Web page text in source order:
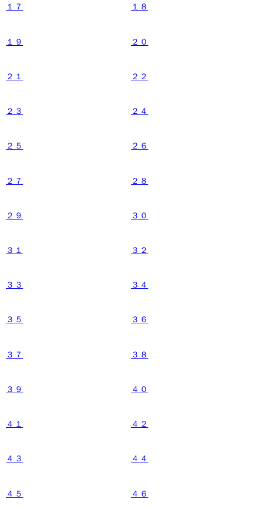
１７ １８
１９ ２０
２１ ２２
２３ ２４
２５ ２６
２７ ２８
２９ ３０
３１ ３２
３３ ３４
３５ ３６
３７ ３８
３９ ４０
４１ ４２
４３ ４４
４５ ４６